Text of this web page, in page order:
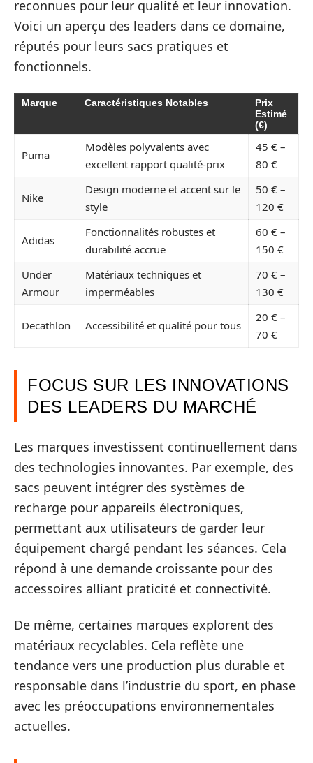
reconnues pour leur qualité et leur innovation.
Voici un aperçu des leaders dans ce domaine,
réputés pour leurs sacs pratiques et
fonctionnels.
Marque Caractéristiques Notables
Prix
Estimé
(€)
Puma
Modèles polyvalents avec
excellent rapport qualité-prix
45 € –
80 €
Nike
Design moderne et accent sur le
style
50 € –
120 €
Adidas
Fonctionnalités robustes et
durabilité accrue
60 € –
150 €
Under
Armour
Matériaux techniques et
imperméables
70 € –
130 €
Decathlon Accessibilité et qualité pour tous
20 € –
70 €
FOCUS SUR LES INNOVATIONS
DES LEADERS DU MARCHÉ
Les marques investissent continuellement dans
des technologies innovantes. Par exemple, des
sacs peuvent intégrer des systèmes de
recharge pour appareils électroniques,
permettant aux utilisateurs de garder leur
équipement chargé pendant les séances. Cela
répond à une demande croissante pour des
accessoires alliant praticité et connectivité.
De même, certaines marques explorent des
matériaux recyclables. Cela reflète une
tendance vers une production plus durable et
responsable dans l’industrie du sport, en phase
avec les préoccupations environnementales
actuelles.